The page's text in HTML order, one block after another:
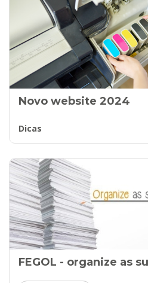
Novo website 2024
Dicas
FEGOL - organize as